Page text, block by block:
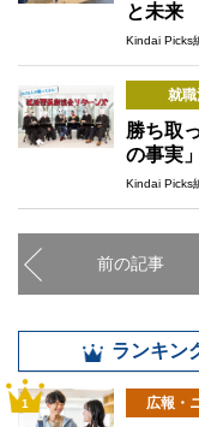
と未来
Kindai
就
勝ち取
の事実
Kindai
前の記事
ランキン
1 広報・